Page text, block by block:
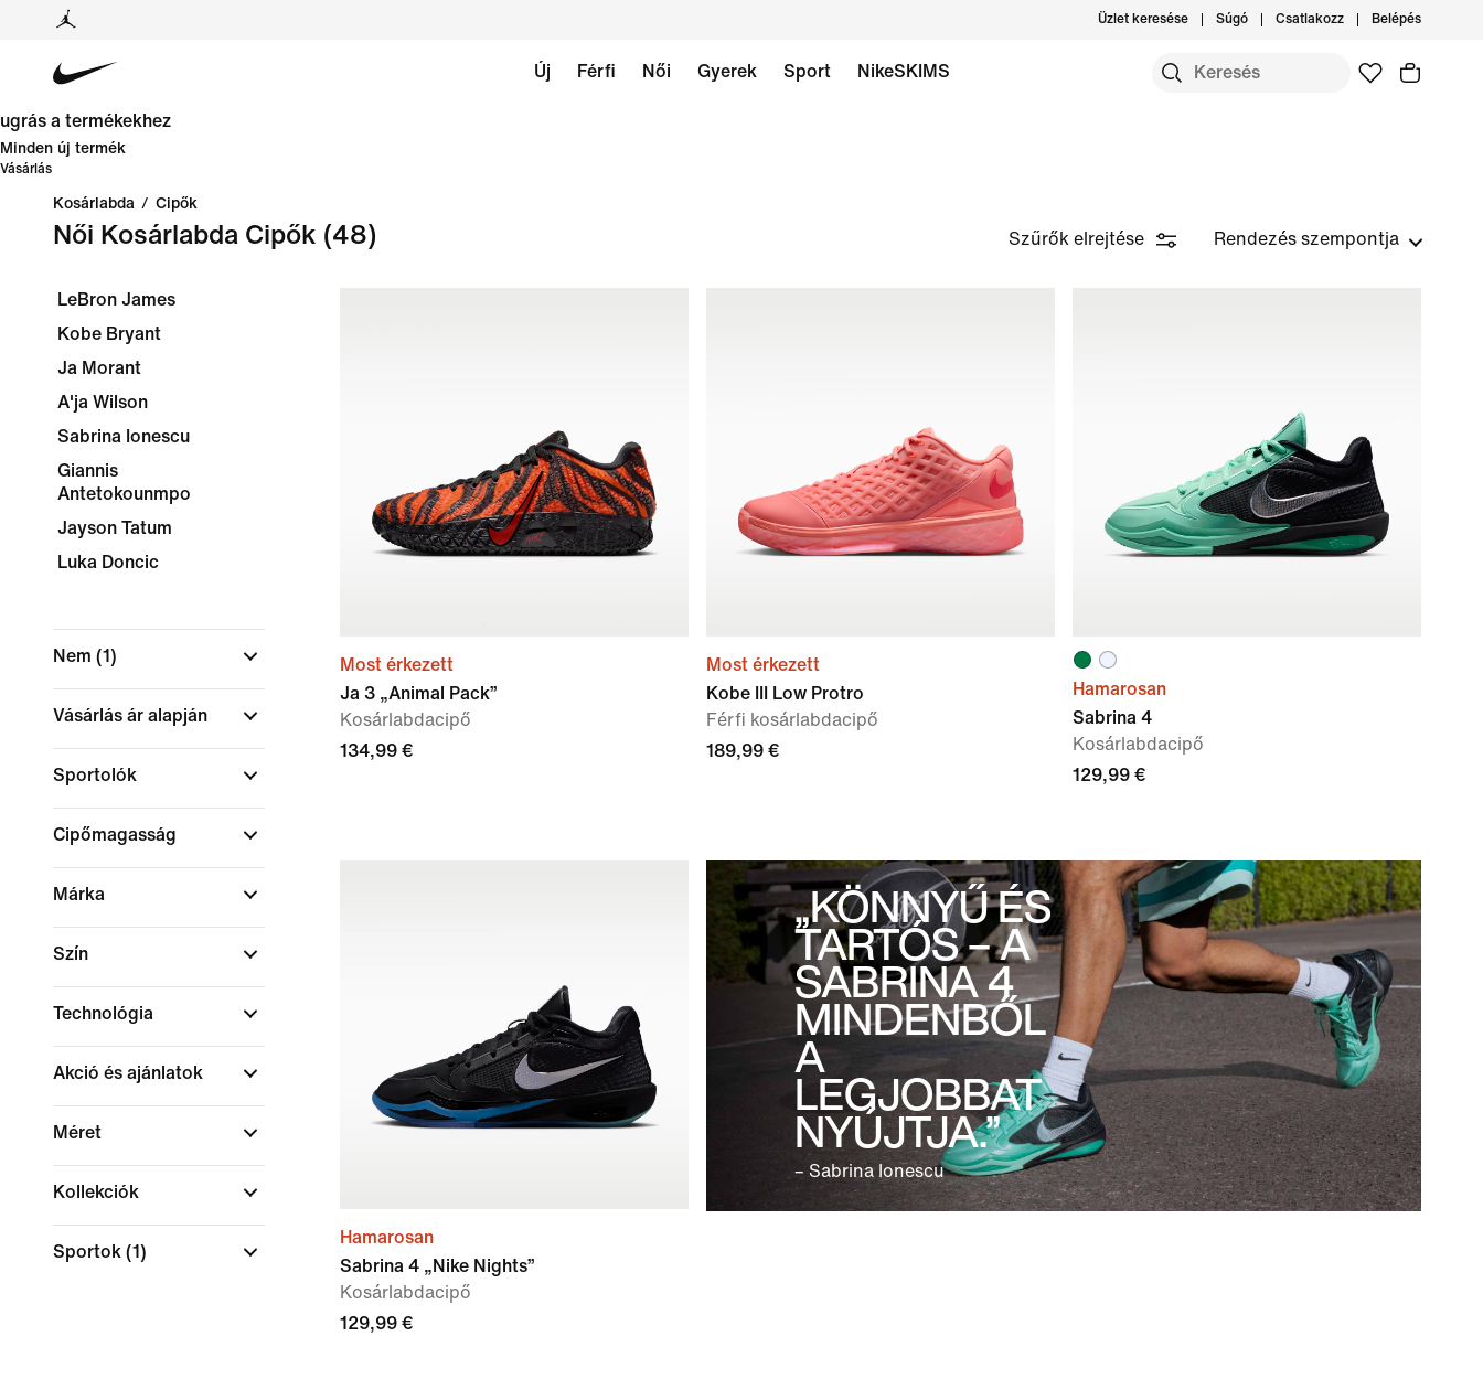
Üzlet keresése Súgó Csatlakozz Belépés
Új Férfi Női Gyerek Sport NikeSKIMS
ugrás a termékekhez
Minden új termék
Vásárlás
Kosárlabda / Cipők
Női Kosárlabda Cipők (48) Szűrők elrejtése Rendezés szempontja
LeBron James
Kobe Bryant
Ja Morant
A'ja Wilson
Sabrina Ionescu
Giannis
Antetokounmpo
Jayson Tatum
Luka Doncic
Nem (1)
Vásárlás ár alapján
Sportolók
Cipőmagasság
Márka
Szín
Technológia
Akció és ajánlatok
Méret
Kollekciók
Sportok (1)
Most érkezett
Ja 3 „Animal Pack”
Kosárlabdacipő
134,99 €
Most érkezett
Kobe III Low Protro
Férfi kosárlabdacipő
189,99 €
Hamarosan
Sabrina 4
Kosárlabdacipő
129,99 €
Hamarosan
Sabrina 4 „Nike Nights”
Kosárlabdacipő
129,99 €
„KÖNNYŰ ÉS
TARTÓS – A
SABRINA 4
MINDENBŐL
A
LEGJOBBAT
NYÚJTJA.”
– Sabrina Ionescu